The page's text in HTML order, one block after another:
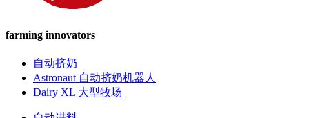
farming innovators
自动挤奶
Astronaut 自动挤奶机器人
Dairy XL 大型牧场